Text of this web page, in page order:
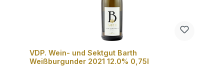
VDP. Wein- und Sektgut Barth
Weißburgunder 2021 12.0% 0,75l